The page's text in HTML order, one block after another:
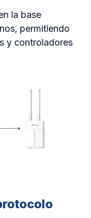
la base
permitiendo
y controladores